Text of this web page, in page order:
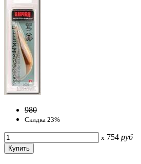
980
Скидка 23%
x 754 руб